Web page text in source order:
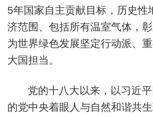
5年国家自主贡献目标，历史性
济范围、包括所有温室气体，
为世界绿色发展坚定行动派、
大国担当。
党的十八大以来，以习近
的党中央着眼人与自然和谐共